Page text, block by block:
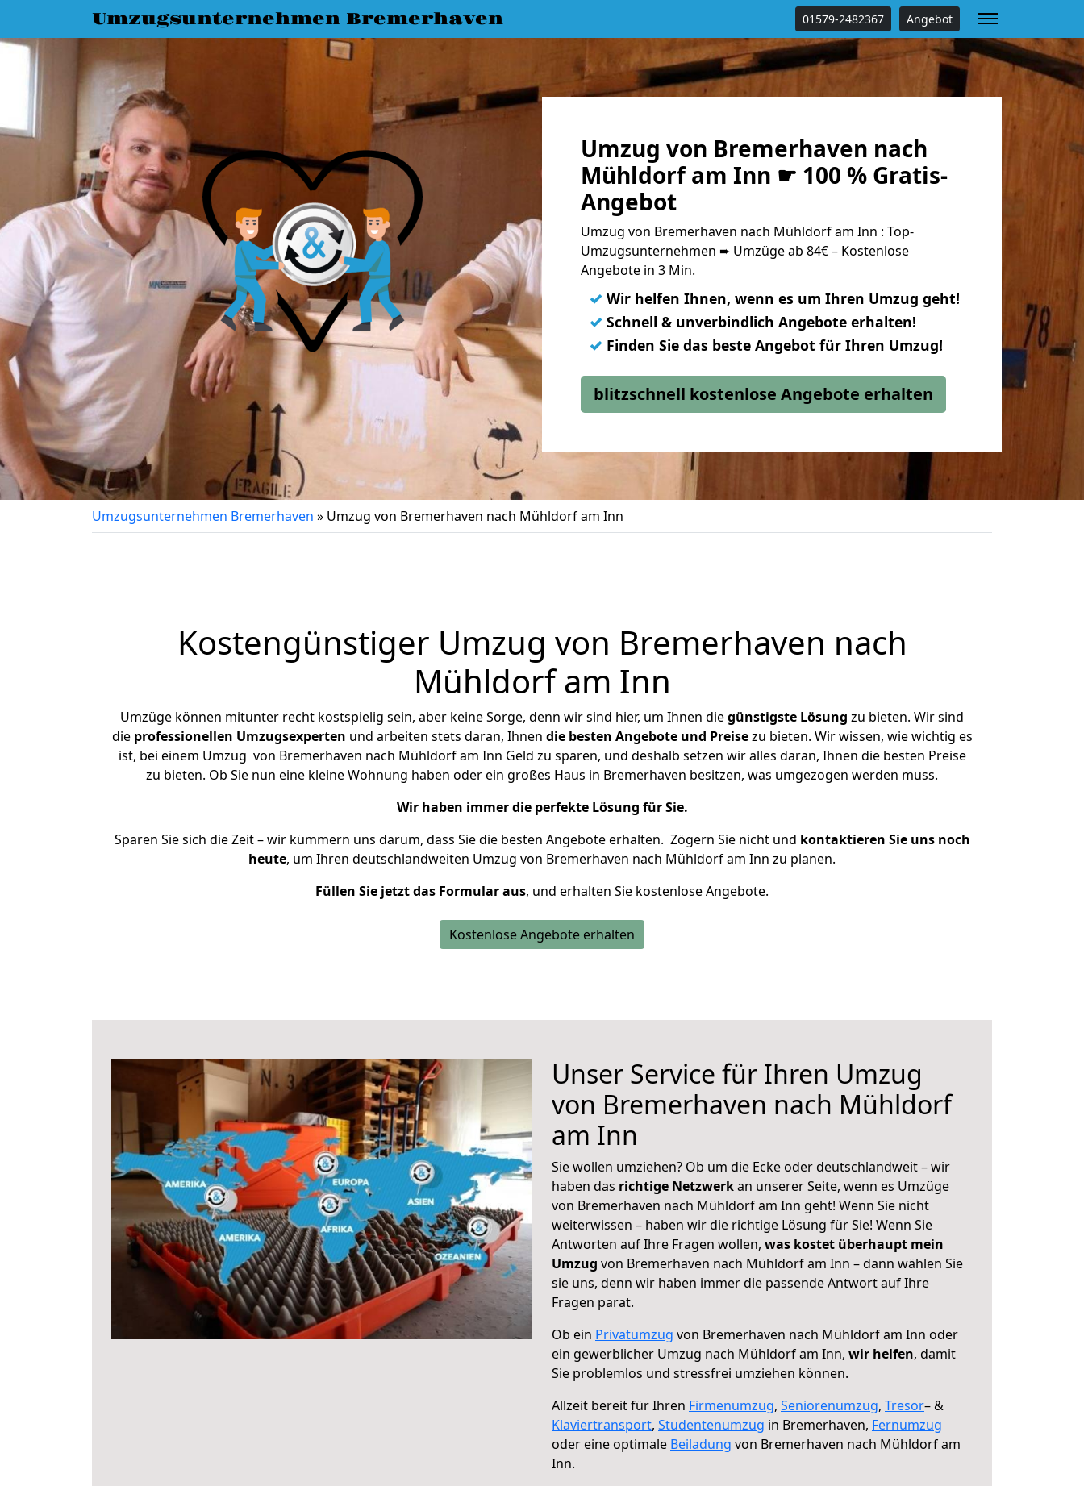
Umzugsunternehmen Bremerhaven 01579-2482367 Angebot
Umzug von Bremerhaven nach
Mühldorf am Inn ☛ 100 % Gratis-
Angebot
Umzug von Bremerhaven nach Mühldorf am Inn : Top-
Umzugsunternehmen ➨ Umzüge ab 84€ – Kostenlose
Angebote in 3 Min.
✓ Wir helfen Ihnen, wenn es um Ihren Umzug geht!
✓ Schnell & unverbindlich Angebote erhalten!
✓ Finden Sie das beste Angebot für Ihren Umzug!
blitzschnell kostenlose Angebote erhalten
Umzugsunternehmen Bremerhaven » Umzug von Bremerhaven nach Mühldorf am Inn
Kostengünstiger Umzug von Bremerhaven nach
Mühldorf am Inn
Umzüge können mitunter recht kostspielig sein, aber keine Sorge, denn wir sind hier, um Ihnen diegünstigste Lösung zu bieten. Wir sind
die professionellen Umzugsexperten und arbeiten stets daran, Ihnen die besten Angebote und Preisezu bieten. Wir wissen, wie wichtig es
ist, bei einem Umzug von Bremerhaven nach Mühldorf am Inn Geld zu sparen, und deshalb setzen wir alles daran, Ihnen die besten Preise
zu bieten. Ob Sie nun eine kleine Wohnung haben oder ein großes Haus in Bremerhaven besitzen, was umgezogen werden muss.
Wir haben immer die perfekte Lösung für Sie.
Sparen Sie sich die Zeit – wir kümmern uns darum, dass Sie die besten Angebote erhalten. Zögern Sie nicht und kontaktieren Sie uns noch
heute, um Ihren deutschlandweiten Umzug von Bremerhaven nach Mühldorf am Inn zu planen.
Füllen Sie jetzt das Formular aus, und erhalten Sie kostenlose Angebote.
Kostenlose Angebote erhalten
Unser Service für Ihren Umzug
von Bremerhaven nach Mühldorf
am Inn
Sie wollen umziehen? Ob um die Ecke oder deutschlandweit – wir
haben das richtige Netzwerkan unserer Seite, wenn es Umzüge
von Bremerhaven nach Mühldorf am Inn geht! Wenn Sie nicht
weiterwissen – haben wir die richtige Lösung für Sie! Wenn Sie
Antworten auf Ihre Fragen wollen, was kostet überhaupt mein
Umzug von Bremerhaven nach Mühldorf am Inn – dann wählen Sie
sie uns, denn wir haben immer die passende Antwort auf Ihre
Fragen parat.
Ob ein Privatumzug von Bremerhaven nach Mühldorf am Inn oder
ein gewerblicher Umzug nach Mühldorf am Inn, wir helfen, damit
Sie problemlos und stressfrei umziehen können.
Allzeit bereit für Ihren Firmenumzug, Seniorenumzug, Tresor– &
Klaviertransport, Studentenumzug in Bremerhaven, Fernumzug
oder eine optimale Beiladung von Bremerhaven nach Mühldorf am
Inn.